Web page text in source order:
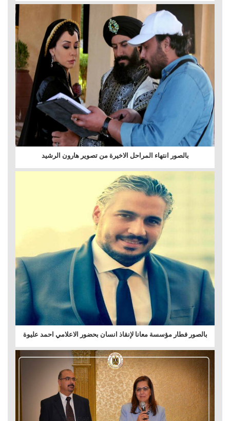
بالصور انتهاء المراحل الاخيرة من تصوير هارون الرشيد
بالصور فطار مؤسسة معانا لإنقاذ انسان بحضور الاعلامي احمد عليوة